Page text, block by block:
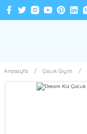
Anasayfa Çocuk Giyim